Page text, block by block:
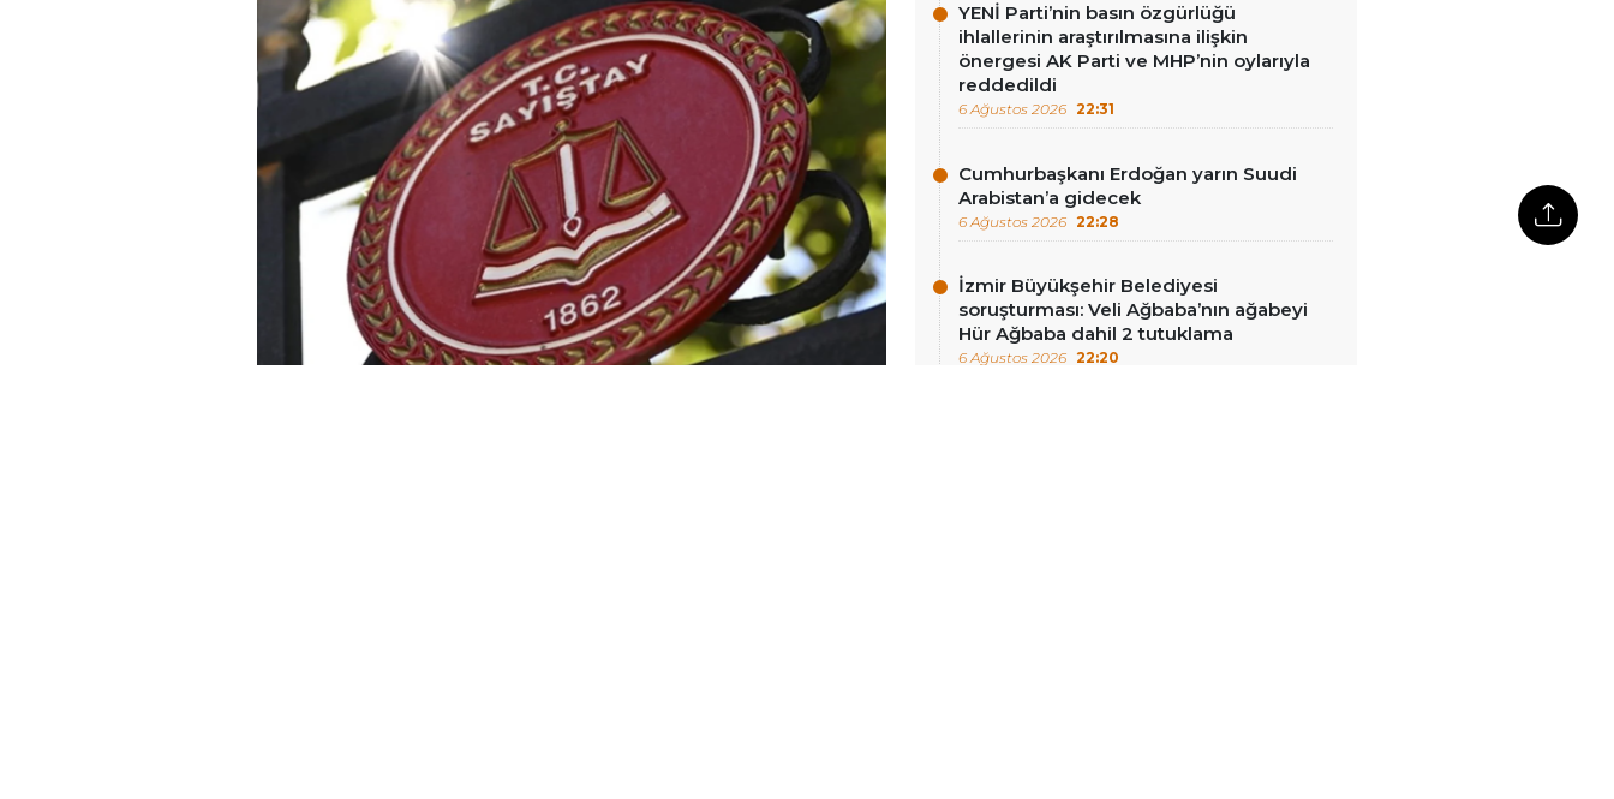
YENİ Parti’nin basın özgürlüğü
ihlallerinin araştırılmasına ilişkin
önergesi AK Parti ve MHP’nin oylarıyla
reddedildi
6 Ağustos 2026 22:31
Cumhurbaşkanı Erdoğan yarın Suudi
Arabistan’a gidecek
6 Ağustos 2026 22:28
İzmir Büyükşehir Belediyesi
soruşturması: Veli Ağbaba’nın ağabeyi
Hür Ağbaba dahil 2 tutuklama
6 Ağustos 2026 22:20